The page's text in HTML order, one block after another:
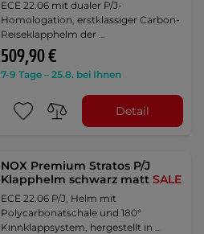
ECE 22.06 mit dualer P/J-
Homologation, erstklassiger Carbon-
Reiseklapphelm der …
509,90 €
7-9 Tage – 25.8. bei Ihnen
Detail
NOX Premium Stratos P/J
Klapphelm schwarz mattSALE
ECE 22.06 P/J, Helm mit
Polycarbonatschale und 180°
Kinnklappsystem, hergestellt in …